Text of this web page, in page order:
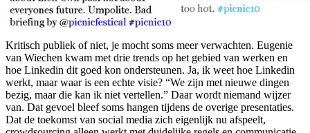
Kritisch publiek of niet, je mocht soms meer verwachten. Eugenie
van Wiechen kwam met drie trends op het gebied van werken en
hoe Linkedin dit goed kon ondersteunen. Ja, ik weet hoe Linkedin
werkt, maar waar is een echte visie? “We zijn met nieuwe dingen
bezig, maar die kan ik niet vertellen.” Daar wordt niemand wijzer
van. Dat gevoel bleef soms hangen tijdens de overige presentaties.
Dat de toekomst van social media zich eigenlijk nu afspeelt,